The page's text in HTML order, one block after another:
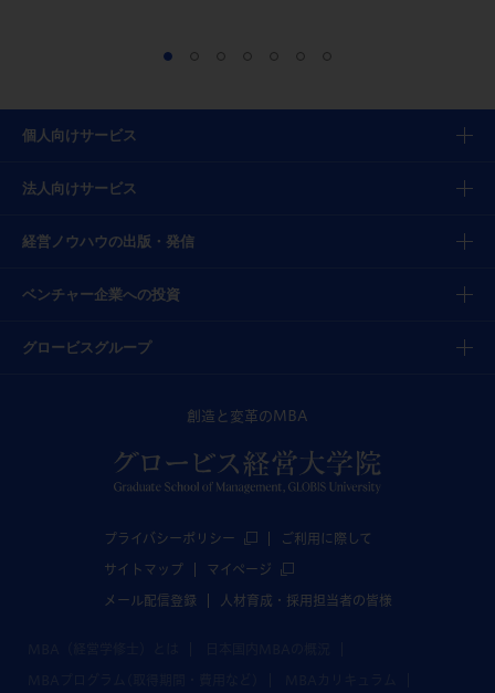
個人向けサービス
法人向けサービス
経営ノウハウの出版・発信
ベンチャー企業への投資
グロービスグループ
創造と変革のMBA
プライバシーポリシー ご利用に際して
サイトマップ マイページ
メール配信登録 人材育成・採用担当者の皆様